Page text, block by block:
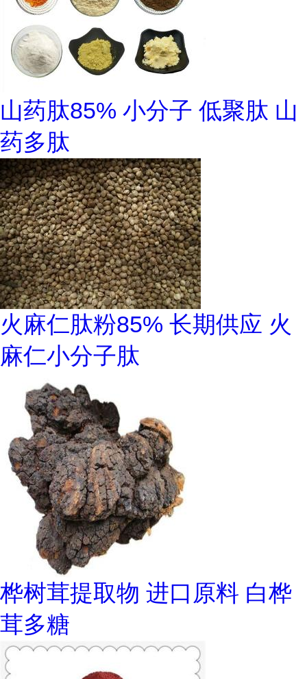
山药肽85% 小分子 低聚肽 山
药多肽
火麻仁肽粉85% 长期供应 火
麻仁小分子肽
桦树茸提取物 进口原料 白桦
茸多糖